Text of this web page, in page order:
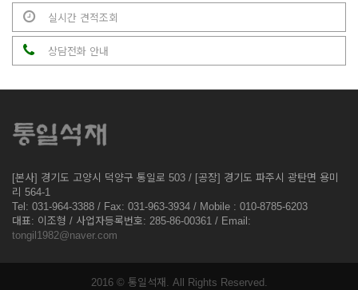
실시간 견적조회
상담전화 안내
[본사] 경기도 고양시 덕양구 통일로 503 / [공장] 경기도 파주시 광탄면 용미
리 564-1
Tel: 031-964-3388 / Fax: 031-963-3934 / Mobile : 010-8785-6203
대표: 이조형 / 사업자등록번호: 285-86-00361 / Email:
tongil1982@naver.com
2016 © 통일석재. All Rights Reserved.